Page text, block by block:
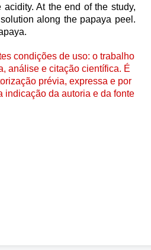
At the end of the study,
along the papaya peel.
condições de uso: o trabalho
análise e citação científica. É
prévia, expressa e por
indicação da autoria e da fonte